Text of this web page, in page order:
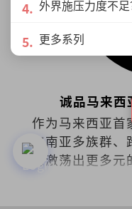
诚品马来
作为马来西亚首
东南亚多族群、
场激荡出更多元
阅读里持续找
外界施压力度不足
更多系列